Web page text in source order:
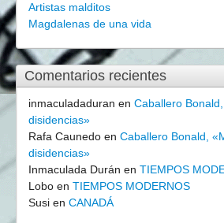
Artistas malditos
Magdalenas de una vida
Comentarios recientes
inmaculadaduran en Caballero
disidencias»
Rafa Caunedo en Caballero Bonald,
disidencias»
Inmaculada Durán en TIEMPOS
Lobo en TIEMPOS MODERNOS
Susi en CANADÁ